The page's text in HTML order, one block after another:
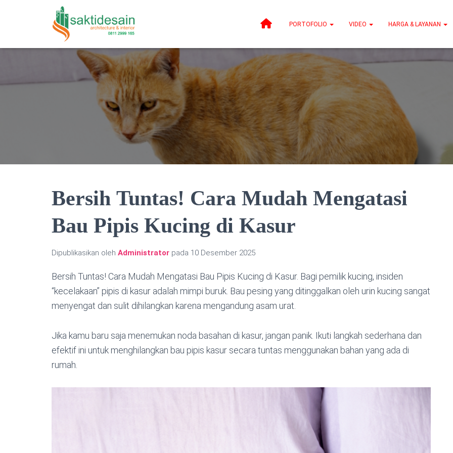
PORTOFOLIO VIDEO HARGA & LAYANAN
Bersih Tuntas! Cara Mudah Mengatasi
Bau Pipis Kucing di Kasur
Dipublikasikan oleh Administrator pada 10 Desember 2025
Bersih Tuntas! Cara Mudah Mengatasi Bau Pipis Kucing di Kasur. Bagi pemilik kucing, insiden
“kecelakaan” pipis di kasur adalah mimpi buruk. Bau pesing yang ditinggalkan oleh urin kucing sangat
menyengat dan sulit dihilangkan karena mengandung asam urat.
Jika kamu baru saja menemukan noda basahan di kasur, jangan panik. Ikuti langkah sederhana dan
efektif ini untuk menghilangkan bau pipis kasur secara tuntas menggunakan bahan yang ada di
rumah.